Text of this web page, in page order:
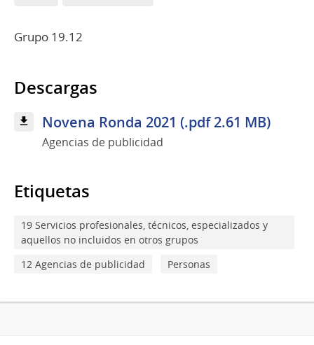
Grupo 19.12
Descargas
Novena Ronda 2021 (.pdf 2.61 MB)
Agencias de publicidad
Etiquetas
19 Servicios profesionales, técnicos, especializados y
aquellos no incluidos en otros grupos
12 Agencias de publicidad
Personas